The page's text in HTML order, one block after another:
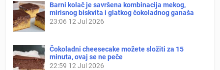
Barni kolač je savršena kombinacija mekog,
mirisnog biskvita i glatkog čokoladnog ganaša
23:06 12 Jul 2026
Čokoladni cheesecake možete složiti za 15
minuta, ovaj se ne peče
22:59 12 Jul 2026